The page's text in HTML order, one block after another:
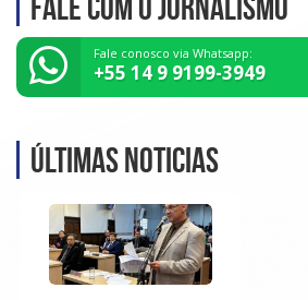
Fale conosco via Whatsapp:
+55 14 9 9199-3949
Últimas noticias